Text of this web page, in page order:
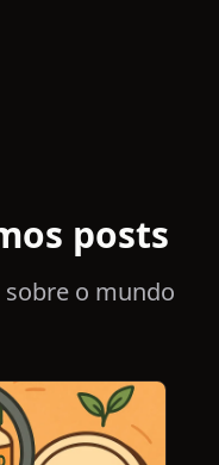
posts
sobre o mundo